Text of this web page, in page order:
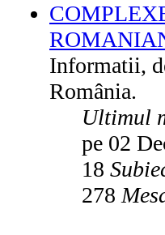
Informatii,
România.
Ultimul
pe 02
18
278